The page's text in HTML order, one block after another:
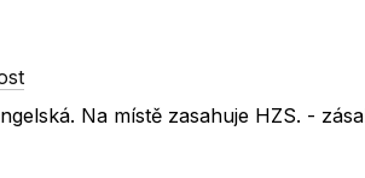
Na místě zasahuje HZS. -